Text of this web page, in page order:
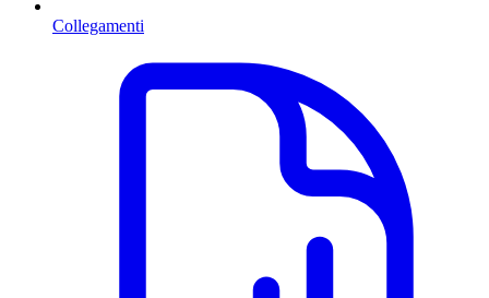
Collegamenti